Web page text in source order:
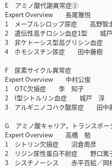
E アミノ酸代謝異常症②
Expert Overview 長尾雅悦
1 メープルシロップ尿症 高野智
2 遺伝性高チロシン血症1型 城
3 非ケトーシス型高グリシン血
4 ホモシスチン尿症 田中藤樹
F 尿素サイクル異常症
Expert Overview 中村公俊
1 OTC欠損症 李 知子
2 I型シトルリン血症 城戸 淳
3 アルギニノコハク酸尿症 田中
G アミノ酸キャリア，トランスポー
Expert Overview 高橋 勉
1 シトリン欠損症 沼倉周彦
2 リジン尿性蛋白不耐症 野口篤
3 シスチノーシス 赤平百絵／岡